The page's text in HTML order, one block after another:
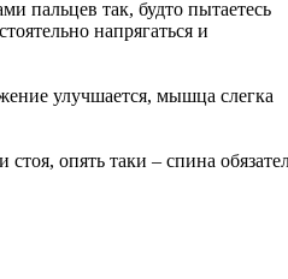
пальцев так, будто пытаетесь
напрягаться и
улучшается, мышца слегка
опять таки – спина